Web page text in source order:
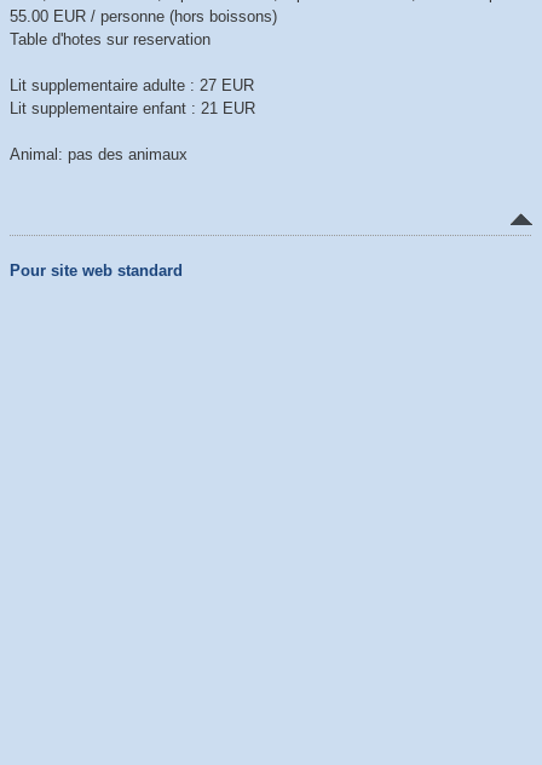
55.00 EUR / personne (hors boissons)
Table d'hotes sur reservation
Lit supplementaire adulte : 27 EUR
Lit supplementaire enfant : 21 EUR
Animal: pas des animaux
Pour site web standard